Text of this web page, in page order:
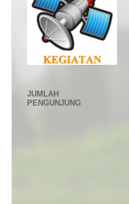
JUMLAH
PENGUNJUNG